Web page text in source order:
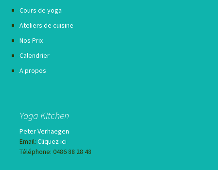
Cours de yoga
Ateliers de cuisine
Nos Prix
Calendrier
A propos
Yoga Kitchen
Peter Verhaegen
Email: Cliquez ici
Téléphone: 0486 88 28 48